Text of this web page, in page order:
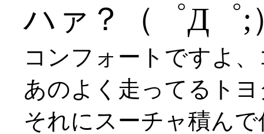
ハァ？（゜Д゜;
コンフォートですよ
あのよく走ってるト
それにスーチャ積ん